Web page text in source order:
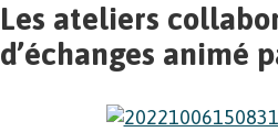
Les ateliers
d’échanges animé